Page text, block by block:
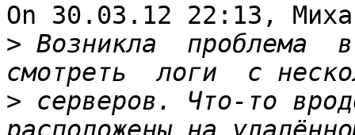
On 30.03.12 22:13,
> Возникла  проблема
> серверов. Что-то